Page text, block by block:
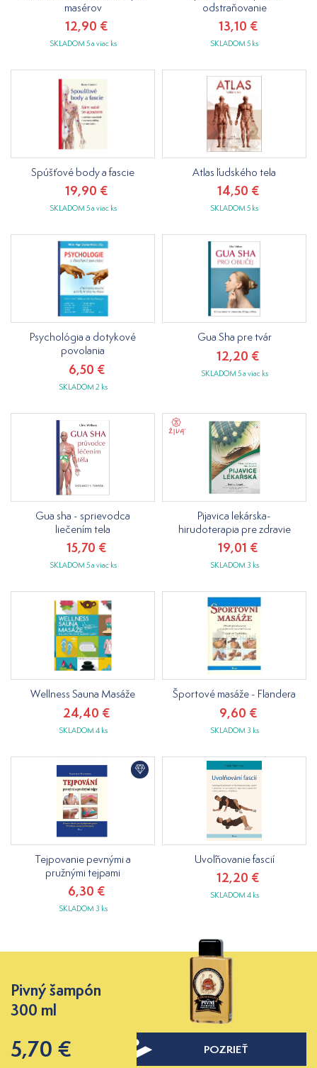
masérov
12,90 €
SKLADOM 5 a viac ks
odstraňovanie
13,10 €
SKLADOM 5 ks
Spúšťové body a fascie
19,90 €
SKLADOM 5 a viac ks
Atlas ľudského tela
14,50 €
SKLADOM 5 ks
Psychológia a dotykové
povolania
6,50 €
SKLADOM 2 ks
Gua Sha pre tvár
12,20 €
SKLADOM 5 a viac ks
Gua sha - sprievodca
liečením tela
15,70 €
SKLADOM 5 a viac ks
Pijavica lekárska-
hirudoterapia pre zdravie
19,01 €
SKLADOM 3 ks
Wellness Sauna Masáže
24,40 €
SKLADOM 4 ks
Športové masáže - Flandera
9,60 €
SKLADOM 3 ks
Tejpovanie pevnými a
pružnými tejpami
6,30 €
SKLADOM 3 ks
Uvoľňovanie fascií
12,20 €
SKLADOM 4 ks
Pivný šampón
300 ml
5,70 € POZRIEŤ